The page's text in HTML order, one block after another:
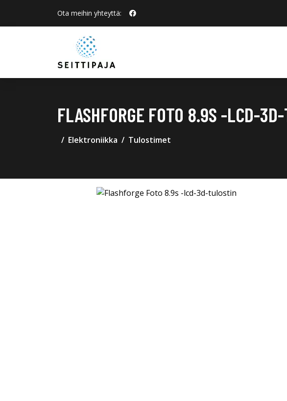
Ota meihin yhteyttä:
FLASHFORGE FOTO 8.9S -LCD-
Elektroniikka Tulostimet